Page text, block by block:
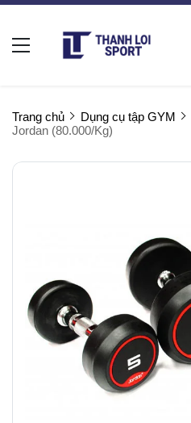
Trang chủ Dụng cụ tập GYM
Jordan (80.000/Kg)